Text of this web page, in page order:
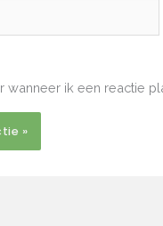
ik een reactie